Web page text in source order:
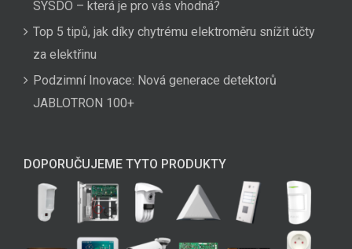
SYSDO – která je pro vás vhodná?
Top 5 tipů, jak díky chytrému elektroměru snížit účty
za elektřinu
Podzimní Inovace: Nová generace detektorů
JABLOTRON 100+
DOPORUČUJEME TYTO PRODUKTY